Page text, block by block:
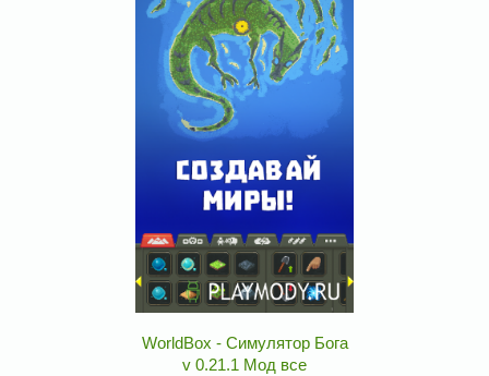
WorldBox - Симулятор Бога
v 0.21.1 Мод все